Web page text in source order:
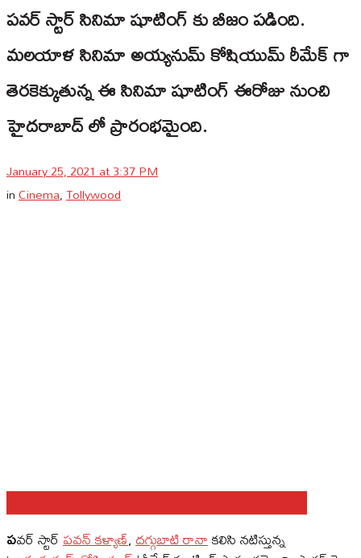
పవర్ స్టార్ సినిమా షూటింగ్ కు బీజం పడింది.
మలయాళ సినిమా అయ్యనుమ్ కోషియుమ్ రీమేక్ గా
తెరకెక్కుతున్న ఈ సినిమా షూటింగ్ ఈరోజు నుంచి
హైదరాబాద్ లో ప్రారంభమైంది.
January 25, 2021 at 3:37 PM
inCinema,Tollywood
పవర్ స్టార్పవన్ కళ్యాణ్,దగ్గుబాటి రానాకలిసి నటిస్తున్న